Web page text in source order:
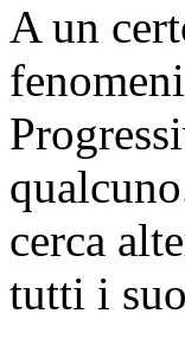
A un
cerca
tutti i